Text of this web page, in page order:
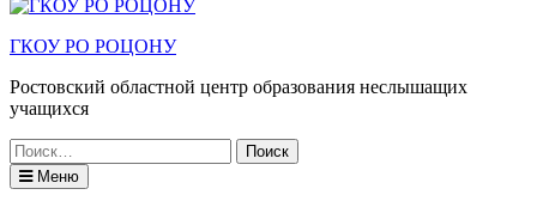
ГКОУ РО РОЦОНУ
Ростовский областной центр образования неслышащих
учащихся
Искать:
Меню